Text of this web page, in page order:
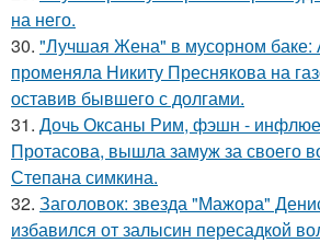
на него.
30. "Лучшая Жена" в мусорном баке:
променяла Никиту Преснякова на
оставив бывшего с долгами.
31. Дочь Оксаны Рим, фэшн -
Протасова, вышла замуж за своего
Степана симкина.
32. Заголовок: звезда "Мажора"
избавился от залысин пересадкой